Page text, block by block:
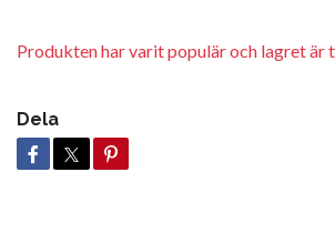
Produkten har varit populär och lagret är
Dela